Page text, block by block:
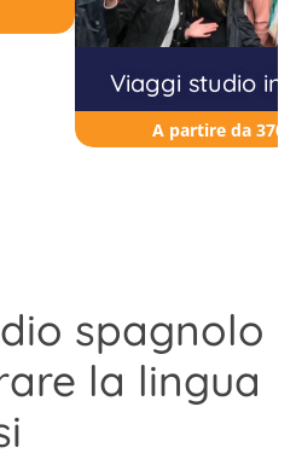
Viaggi studio
A partire da 370
spagnolo
la lingua